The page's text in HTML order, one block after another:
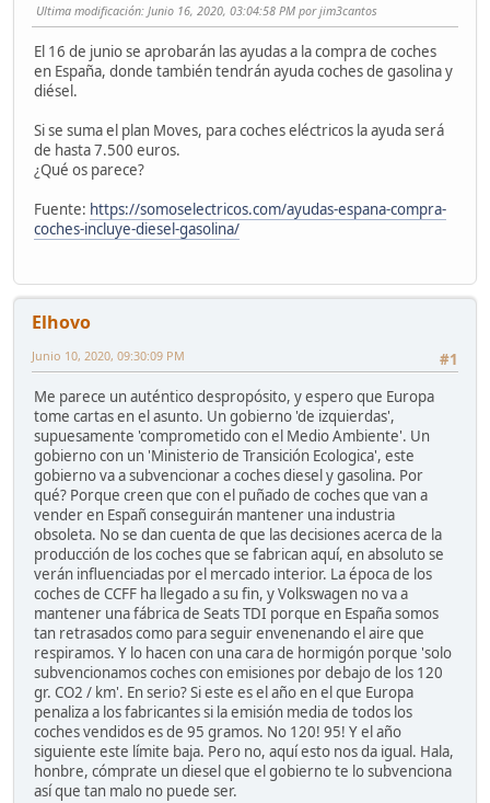
Ultima modificación: Junio 16, 2020, 03:04:58 PM por jim3cantos
El 16 de junio se aprobarán las ayudas a la compra de coches
en España, donde también tendrán ayuda coches de gasolina y
diésel.
Si se suma el plan Moves, para coches eléctricos la ayuda será
de hasta 7.500 euros.
¿Qué os parece?
Fuente: https://somoselectricos.com/ayudas-espana-compra-
coches-incluye-diesel-gasolina/
Elhovo
#1
Junio 10, 2020, 09:30:09 PM
Me parece un auténtico despropósito, y espero que Europa
tome cartas en el asunto. Un gobierno 'de izquierdas',
supuesamente 'comprometido con el Medio Ambiente'. Un
gobierno con un 'Ministerio de Transición Ecologica', este
gobierno va a subvencionar a coches diesel y gasolina. Por
qué? Porque creen que con el puñado de coches que van a
vender en Españ conseguirán mantener una industria
obsoleta. No se dan cuenta de que las decisiones acerca de la
producción de los coches que se fabrican aquí, en absoluto se
verán influenciadas por el mercado interior. La época de los
coches de CCFF ha llegado a su fin, y Volkswagen no va a
mantener una fábrica de Seats TDI porque en España somos
tan retrasados como para seguir envenenando el aire que
respiramos. Y lo hacen con una cara de hormigón porque 'solo
subvencionamos coches con emisiones por debajo de los 120
gr. CO2 / km'. En serio? Si este es el año en el que Europa
penaliza a los fabricantes si la emisión media de todos los
coches vendidos es de 95 gramos. No 120! 95! Y el año
siguiente este límite baja. Pero no, aquí esto nos da igual. Hala,
honbre, cómprate un diesel que el gobierno te lo subvenciona
así que tan malo no puede ser.